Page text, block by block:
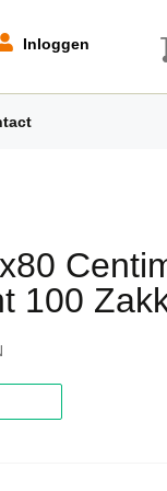
Inloggen
100